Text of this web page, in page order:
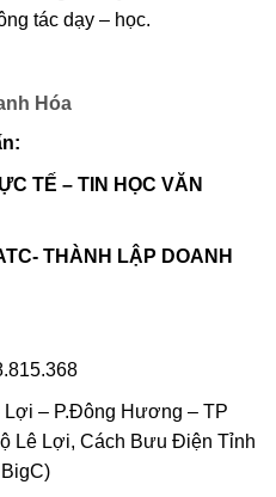
tác dạy – học.
Hóa
TẾ – TIN HỌC VĂN
THÀNH LẬP DOANH
– P.Đông Hương – TP
Lê Lợi, Cách Bưu Điện Tỉnh